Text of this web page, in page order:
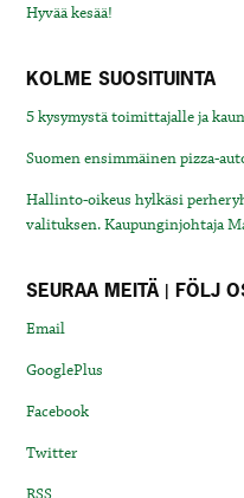
Hyvää kesää!
KOLME SUOSITUINTA
5 kysymystä toimittajalle ja
Suomen ensimmäinen pizza-
Hallinto-oikeus hylkäsi
valituksen. Kaupunginjohtaja
SEURAA MEITÄ | FÖLJ
Email
GooglePlus
Facebook
Twitter